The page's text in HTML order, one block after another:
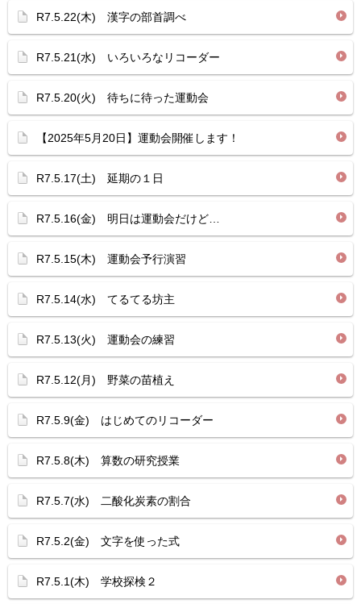
R7.5.22(木) 漢字の部首調べ
R7.5.21(水) いろいろなリコーダー
R7.5.20(火) 待ちに待った運動会
【2025年5月20日】運動会開催します！
R7.5.17(土) 延期の１日
R7.5.16(金) 明日は運動会だけど…
R7.5.15(木) 運動会予行演習
R7.5.14(水) てるてる坊主
R7.5.13(火) 運動会の練習
R7.5.12(月) 野菜の苗植え
R7.5.9(金) はじめてのリコーダー
R7.5.8(木) 算数の研究授業
R7.5.7(水) 二酸化炭素の割合
R7.5.2(金) 文字を使った式
R7.5.1(木) 学校探検２